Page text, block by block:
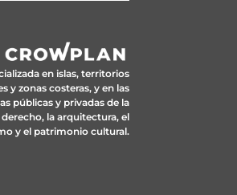
en islas, territorios
y zonas costeras, y en las
públicas y privadas de la
la arquitectura, el
y el patrimonio cultural.